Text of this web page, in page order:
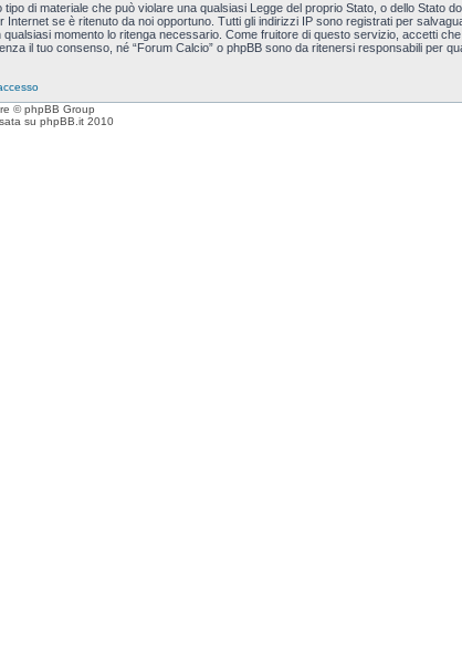
di materiale che può violare una qualsiasi Legge del proprio Stato, o dello Stato
se è ritenuto da noi opportuno. Tutti gli indirizzi IP sono registrati per
momento lo ritenga necessario. Come fruitore di questo servizio, accetti
il tuo consenso, né “Forum Calcio” o phpBB sono da ritenersi responsabili per
© phpBB Group
su phpBB.it 2010